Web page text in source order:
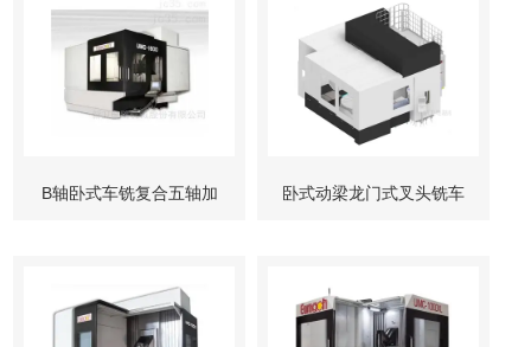
B轴卧式车铣复合五轴加 卧式动梁龙门式叉头铣车